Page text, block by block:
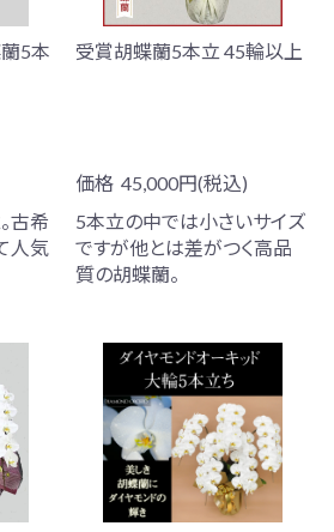
5本
古希
人気
受賞胡蝶蘭5本立 45輪以上
価格 45,000円(税込)
5本立の中では小さいサイズ
ですが他とは差がつく高品
質の胡蝶蘭。